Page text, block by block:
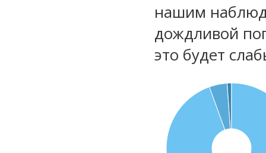
нашим
дождливой
это будет